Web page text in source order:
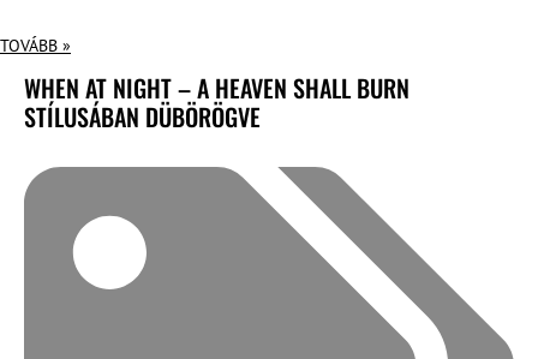
TOVÁBB »
WHEN AT NIGHT – A HEAVEN SHALL BURN
STÍLUSÁBAN DÜBÖRÖGVE